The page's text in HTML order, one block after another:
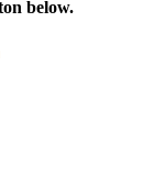
below.